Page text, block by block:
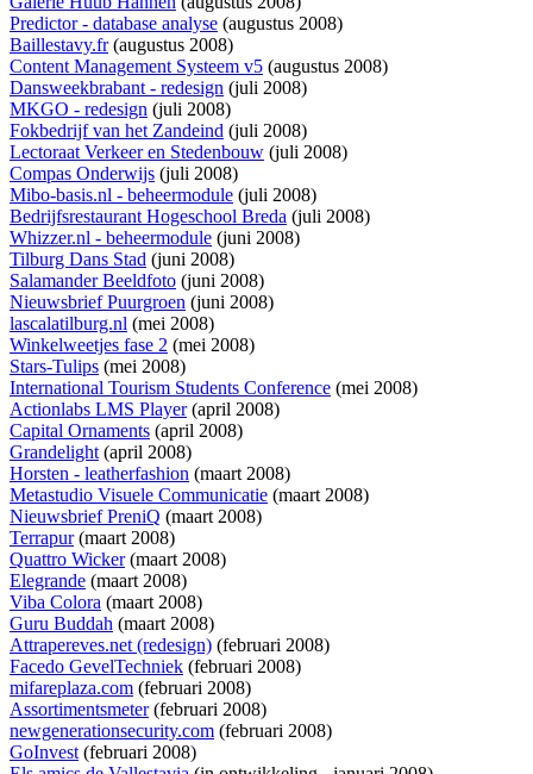
Predictor - database analyse (augustus 2008)
Baillestavy.fr(augustus 2008)
Content Management Systeem v5 (augustus 2008)
Dansweekbrabant - redesign (juli 2008)
MKGO - redesign (juli 2008)
Fokbedrijf van het Zandeind (juli 2008)
Lectoraat Verkeer en Stedenbouw (juli 2008)
Compas Onderwijs (juli 2008)
Mibo-basis.nl - beheermodule (juli 2008)
Bedrijfsrestaurant Hogeschool Breda (juli 2008)
Whizzer.nl - beheermodule (juni 2008)
Tilburg Dans Stad (juni 2008)
Salamander Beeldfoto (juni 2008)
Nieuwsbrief Puurgroen (juni 2008)
lascalatilburg.nl (mei 2008)
Winkelweetjes fase 2 (mei 2008)
Stars-Tulips (mei 2008)
International Tourism Students Conference (mei 2008)
Actionlabs LMS Player(april 2008)
Capital Ornaments (april 2008)
Grandelight(april 2008)
Horsten - leatherfashion (maart 2008)
Metastudio Visuele Communicatie (maart 2008)
Nieuwsbrief PreniQ (maart 2008)
Terrapur(maart 2008)
Quattro Wicker(maart 2008)
Elegrande (maart 2008)
Viba Colora (maart 2008)
Guru Buddah (maart 2008)
Attrapereves.net (redesign) (februari 2008)
Facedo GevelTechniek (februari 2008)
mifareplaza.com (februari 2008)
Assortimentsmeter(februari 2008)
newgenerationsecurity.com (februari 2008)
GoInvest(februari 2008)